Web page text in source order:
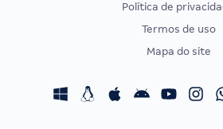
CONCURSOS POR PROFISSÃO
Concursos Fiscais
Política de
Termos de uso
Mapa do site